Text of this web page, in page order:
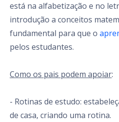
está na alfabetização e no
introdução a conceitos
fundamental para que o
pelos estudantes.
Como os pais podem apoiar:
- Rotinas de estudo:
de casa, criando uma rotina.